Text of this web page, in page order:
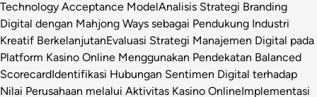
Technology Acceptance ModelAnalisis Strategi Branding
Digital dengan Mahjong Ways sebagai Pendukung Industri
Kreatif BerkelanjutanEvaluasi Strategi Manajemen Digital pada
Platform Kasino Online Menggunakan Pendekatan Balanced
ScorecardIdentifikasi Hubungan Sentimen Digital terhadap
Nilai Perusahaan melalui Aktivitas Kasino OnlineImplementasi